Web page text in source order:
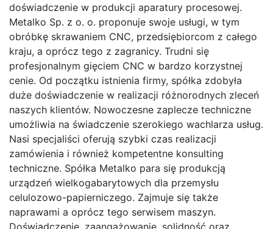
doświadczenie w produkcji aparatury procesowej.
Metalko Sp. z o. o. proponuje swoje usługi, w tym
obróbkę skrawaniem CNC, przedsiębiorcom z całego
kraju, a oprócz tego z zagranicy. Trudni się
profesjonalnym gięciem CNC w bardzo korzystnej
cenie. Od początku istnienia firmy, spółka zdobyła
duże doświadczenie w realizacji różnorodnych zleceń
naszych klientów. Nowoczesne zaplecze techniczne
umożliwia na świadczenie szerokiego wachlarza usług.
Nasi specjaliści oferują szybki czas realizacji
zamówienia i również kompetentne konsulting
techniczne. Spółka Metalko para się produkcją
urządzeń wielkogabarytowych dla przemysłu
celulozowo-papierniczego. Zajmuje się także
naprawami a oprócz tego serwisem maszyn.
Doświadczenie, zaangażowanie, solidność oraz